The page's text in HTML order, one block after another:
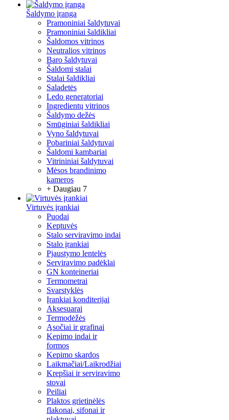
Šaldymo įranga
Pramoniniai šaldytuvai
Pramoniniai šaldikliai
Šaldomos vitrinos
Neutralios vitrinos
Baro šaldytuvai
Šaldomi stalai
Stalai šaldikliai
Saladetės
Ledo generatoriai
Ingredientų vitrinos
Šaldymo dežės
Smūginiai šaldikliai
Vyno šaldytuvai
Pobariniai šaldytuvai
Šaldomi kambariai
Vitrininiai šaldytuvai
Mėsos brandinimo
kameros
+ Daugiau 7
Virtuvės įrankiai
Puodai
Keptuvės
Stalo serviravimo indai
Stalo įrankiai
Pjaustymo lentelės
Serviravimo padėklai
GN konteineriai
Termometrai
Svarstyklės
Įrankiai konditerijai
Aksesuarai
Termodėžės
Ąsočiai ir grafinai
Kepimo indai ir
formos
Kepimo skardos
Laikmačiai/Laikrodžiai
Krepšiai ir serviravimo
stovai
Peiliai
Plaktos grietinėlės
flakonai, sifonai ir